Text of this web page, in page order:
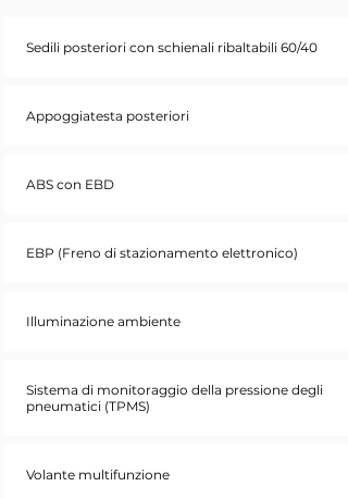
Sedili posteriori con schienali ribaltabili 60/40
Appoggiatesta posteriori
ABS con EBD
EBP (Freno di stazionamento elettronico)
Illuminazione ambiente
Sistema di monitoraggio della pressione degli
pneumatici (TPMS)
Volante multifunzione